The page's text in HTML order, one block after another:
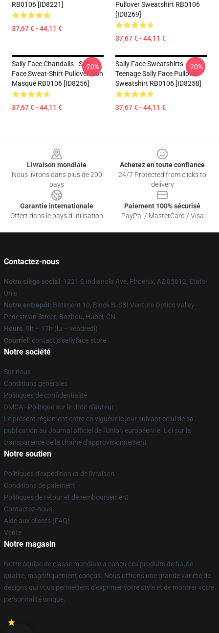
RB0106 [ID8221]
37,67 € - 44,11 €
Pullover Sweatshirt RB0106
[ID8269]
37,67 € - 44,11 €
Sally Face Chandails - Sally
Face Sweat-Shirt Pullover Non
Masqué RB0106 [ID8256]
37,67 € - 44,11 €
-20%
Sally Face Sweatshirts -
Teenage Sally Face Pullover
Sweatshirt RB0106 [ID8258]
37,67 € - 44,11 €
-20%
Livraison mondiale
Nous livrons dans plus de 200
pays
Achetez en toute confiance
24/7 Protected from clicks to
delivery
Garantie internationale
Offert dans le pays d'utilisation
Paiement 100% sécurisé
PayPal / MasterCard / Visa
Contactez-nous
Notre siège social : 1221 E Indianola Ave, Phoenix, AZ 85012, États-
Unis
Notre entrepôt: Bâtiment 10, Block B, SBI Venture Optics Valley
Pedestrian Street, Bozhou, Hubei, CN
Heure: 9h – 17h (lu – vendredi)
Courriel : contact@sallyface.store
Notre société
Sur nous
Conditions générales
Politiques de confidentialité
DMCA - Politique sur le droit d'auteur
Le présent règlement entre en vigueur le jour suivant celui de sa
publication au Journal officiel de l'Union européenne. Loi sur la
transparence de la chaîne d'approvisionnement
Notre soutien
Politiques d'expédition et de livraison
Conditions de paiement
Politiques de retour et de remboursement
Contactez-nous
Aide aux clients (FAQ)
Vente
Notre magasin
Notre équipe de classe mondiale a conçu ces produits de haute
qualité, magnifiquement conçus. Nous offrons une grande variété de
designs qui vous permettent d'exprimer votre style et de montrer votre
personnalité unique.